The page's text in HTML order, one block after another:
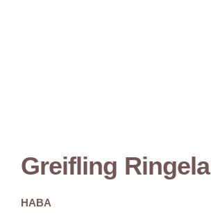
Greifling Ringela
HABA